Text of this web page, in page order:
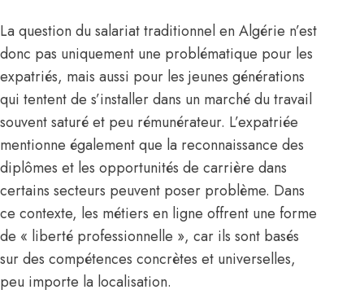
La question du salariat traditionnel en Algérie n’est
donc pas uniquement une problématique pour les
expatriés, mais aussi pour les jeunes générations
qui tentent de s’installer dans un marché du travail
souvent saturé et peu rémunérateur. L’expatriée
mentionne également que la reconnaissance des
diplômes et les opportunités de carrière dans
certains secteurs peuvent poser problème. Dans
ce contexte, les métiers en ligne offrent une forme
de « liberté professionnelle », car ils sont basés
sur des compétences concrètes et universelles,
peu importe la localisation.